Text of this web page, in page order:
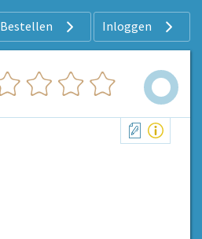
Bestellen Inloggen